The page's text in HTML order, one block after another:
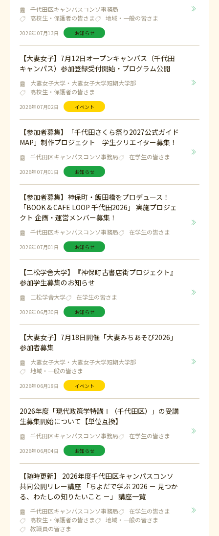
2026年 07月13日 お知らせ
千代田区キャンパスコンソ事務局
高校生・保護者の皆さま
地域・一般の皆さま
2026年 07月02日 イベント
【大妻女子】7月12日オープンキャンパス（千代田
キャンパス）参加登録受付開始・プログラム公開
大妻女子大学・大妻女子大学短期大学部
高校生・保護者の皆さま
2026年 07月01日 お知らせ
【参加者募集】「千代田さくら祭り2027公式ガイド
MAP」制作プロジェクト 学生クリエイター募集！
千代田区キャンパスコンソ事務局 在学生の皆さま
2026年 07月01日 お知らせ
【参加者募集】神保町・飯田橋をプロデュース！
「BOOK & CAFE LOOP 千代田2026」 実施プロジェ
クト 企画・運営メンバー募集！
千代田区キャンパスコンソ事務局 在学生の皆さま
2026年 06月30日 お知らせ
【二松学舎大学】『神保町古書店街プロジェクト』
参加学生募集のお知らせ
二松学舎大学 在学生の皆さま
2026年 06月18日 イベント
【大妻女子】7月18日開催「大妻みちあそび2026」
参加者募集
大妻女子大学・大妻女子大学短期大学部
地域・一般の皆さま
2026年 06月04日 お知らせ
2026年度「現代政策学特講Ⅰ（千代田区）」の受講
生募集開始について【単位互換】
千代田区キャンパスコンソ事務局 在学生の皆さま
【随時更新】 2026年度千代田区キャンパスコンソ
共同公開リレー講座 「ちよだで学ぶ 2026 － 見つか
る、わたしの知りたいこと －」 講座一覧
千代田区キャンパスコンソ事務局
在学生の皆さま
高校生・保護者の皆さま
地域・一般の皆さま
教職員の皆さま